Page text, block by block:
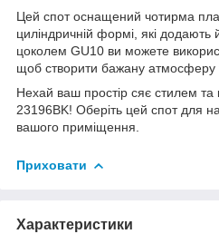
Цей спот оснащений чотирма
циліндричній формі, які
цоколем GU10 ви можете
щоб створити бажану атмосферу
Нехай ваш простір сяє стилем та
23196BK! Оберіть цей спот для
вашого приміщення.
Приховати
Характеристики